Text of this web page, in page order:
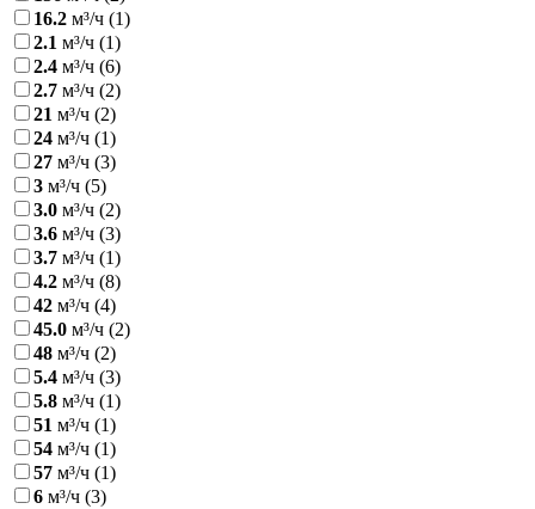
16.2 м³/ч (1)
2.1 м³/ч (1)
2.4 м³/ч (6)
2.7 м³/ч (2)
21 м³/ч (2)
24 м³/ч (1)
27 м³/ч (3)
3 м³/ч (5)
3.0 м³/ч (2)
3.6 м³/ч (3)
3.7 м³/ч (1)
4.2 м³/ч (8)
42 м³/ч (4)
45.0 м³/ч (2)
48 м³/ч (2)
5.4 м³/ч (3)
5.8 м³/ч (1)
51 м³/ч (1)
54 м³/ч (1)
57 м³/ч (1)
6 м³/ч (3)